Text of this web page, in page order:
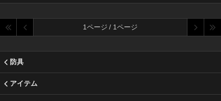
1ページ / 1ページ
防具
アイテム